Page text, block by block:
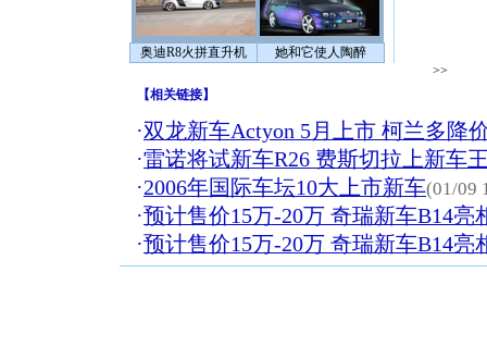
奥迪R8火拼直升机 她和它使人陶醉
>>
【相关链接】
·双龙新车Actyon 5月上市 柯兰多降
·雷诺将试新车R26 费斯切拉上新车
·2006年国际车坛10大上市新车(01/09
·预计售价15万-20万 奇瑞新车B14亮
·预计售价15万-20万 奇瑞新车B14亮